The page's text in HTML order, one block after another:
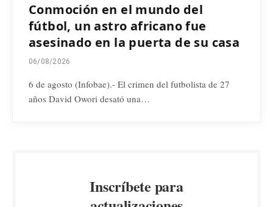
Conmoción en el mundo del
fútbol, un astro africano fue
asesinado en la puerta de su casa
06/08/2026
6 de agosto (Infobae).- El crimen del futbolista de 27
años David Owori desató una…
Inscríbete para